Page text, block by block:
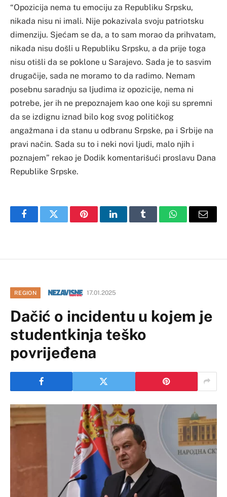
“Opozicija nema tu emociju za Republiku Srpsku,
nikada nisu ni imali. Nije pokazivala svoju patriotsku
dimenziju. Sjećam se da, a to sam morao da prihvatam,
nikada nisu došli u Republiku Srpsku, a da prije toga
nisu otišli da se poklone u Sarajevo. Sada je to sasvim
drugačije, sada ne moramo to da radimo. Nemam
posebnu saradnju sa ljudima iz opozicije, nema ni
potrebe, jer ih ne prepoznajem kao one koji su spremni
da se izdignu iznad bilo kog svog političkog
angažmana i da stanu u odbranu Srpske, pa i Srbije na
pravi način. Sada su to i neki novi ljudi, malo njih i
poznajem” rekao je Dodik komentarišući proslavu Dana
Republike Srpske.
FacebookTwitter PinterestLinkedInTumblr WhatsAppEmail
REGION 17.01.2025
Dačić o incidentu u kojem je
studentkinja teško
povrijeđena